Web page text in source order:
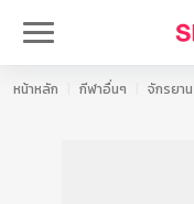
หน้าหลัก กีฬาอื่นๆ จักรยาน